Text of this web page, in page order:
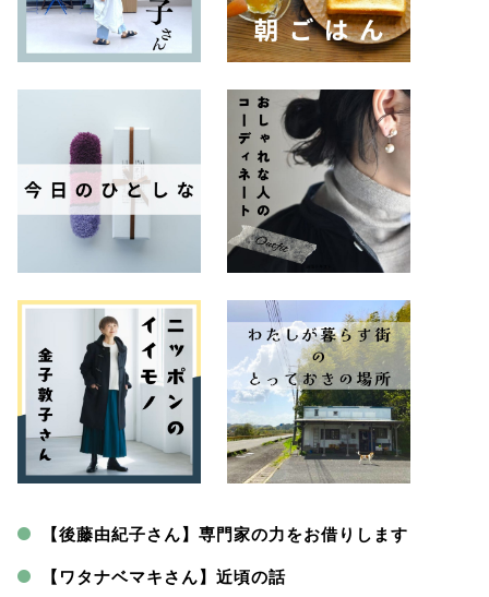
【後藤由紀子さん】専門家の力をお借りします
【ワタナベマキさん】近頃の話